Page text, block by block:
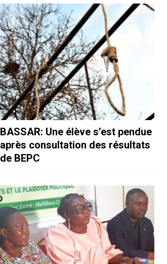
BASSAR: Une élève s’est pendue
après consultation des résultats
de BEPC